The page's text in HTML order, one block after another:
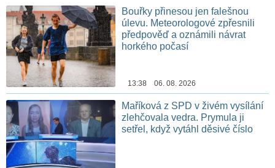
Bouřky přinesou jen falešnou
úlevu. Meteorologové zpřesnili
předpověď a oznámili návrat
horkého počasí
13:38 06. 08. 2026
Maříková z SPD v živém vysílání
zlehčovala vedra. Prymula ji
setřel, když vytáhl děsivé číslo